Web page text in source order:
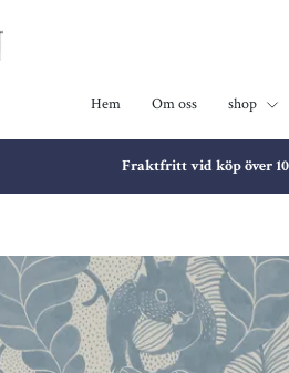
Hem Om oss shop
Fraktfritt vid köp över